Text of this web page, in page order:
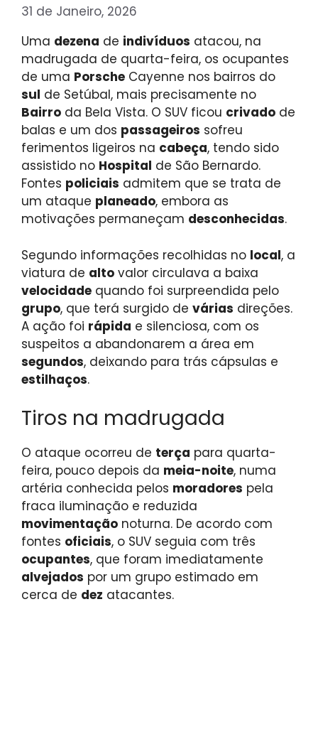
31 de Janeiro, 2026
Uma dezena de indivíduos atacou, na
madrugada de quarta-feira, os ocupantes
de uma Porsche Cayenne nos bairros do
sul de Setúbal, mais precisamente no
Bairro da Bela Vista. O SUV ficou crivado de
balas e um dos passageiros sofreu
ferimentos ligeiros na cabeça, tendo sido
assistido no Hospital de São Bernardo.
Fontes policiais admitem que se trata de
um ataque planeado, embora as
motivações permaneçam desconhecidas.
Segundo informações recolhidas no local, a
viatura de alto valor circulava a baixa
velocidade quando foi surpreendida pelo
grupo, que terá surgido de várias direções.
A ação foi rápida e silenciosa, com os
suspeitos a abandonarem a área em
segundos, deixando para trás cápsulas e
estilhaços.
Tiros na madrugada
O ataque ocorreu de terça para quarta-
feira, pouco depois da meia-noite, numa
artéria conhecida pelos moradores pela
fraca iluminação e reduzida
movimentação noturna. De acordo com
fontes oficiais, o SUV seguia com três
ocupantes, que foram imediatamente
alvejados por um grupo estimado em
cerca de dez atacantes.